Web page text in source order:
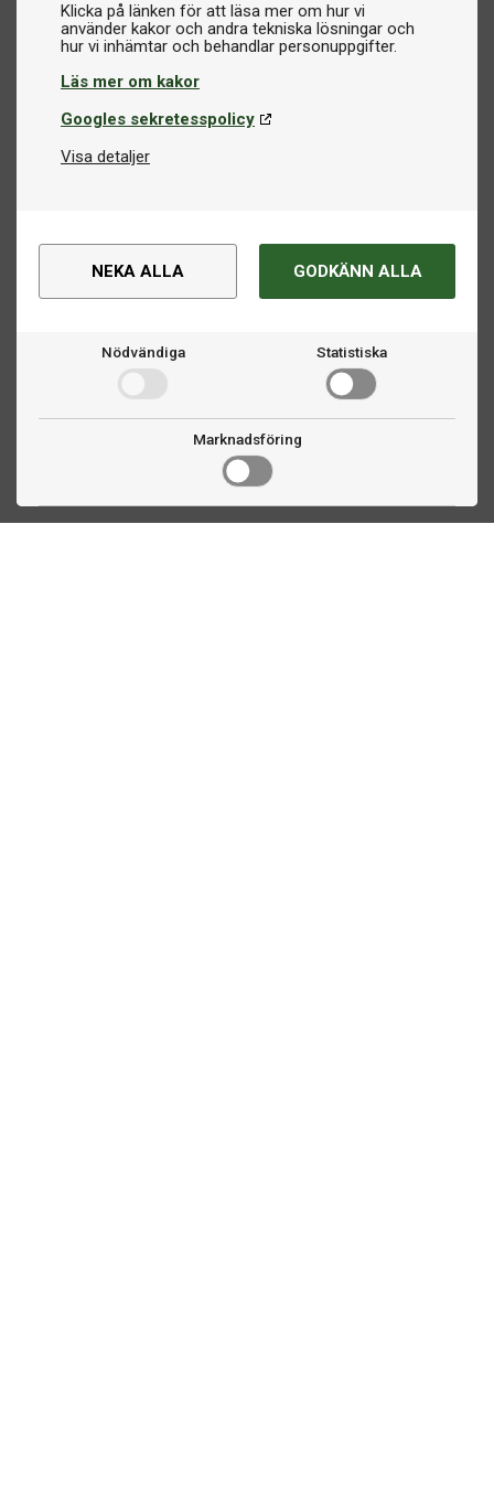
Klicka på länken för att läsa mer om hur vi
använder kakor och andra tekniska lösningar och
Läs mer om kakor
Googles sekretesspolicy
Visa detaljer
NEKA ALLA GODKÄNN ALLA
Nödvändiga Statistiska
Marknadsföring